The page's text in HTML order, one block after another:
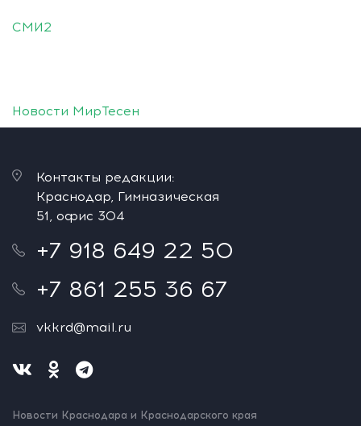
СМИ2
Новости МирТесен
Контакты редакции:
Краснодар, Гимназическая
51, офис 304
+7 918 649 22 50
+7 861 255 36 67
vkkrd@mail.ru
Новости Краснодара и Краснодарского края